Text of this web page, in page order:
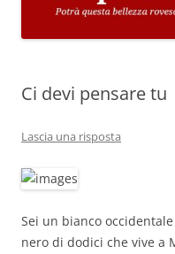
Ci devi pensare tu
Lascia una risposta
Sei un bianco
nero di dodici che vive a